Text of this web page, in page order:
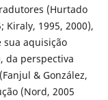
(Hurtado
Kiraly, 1995, 2000),
aquisição
da perspectiva
& González,
(Nord, 2005